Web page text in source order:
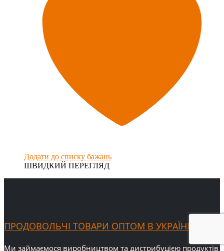
Додати до списку бажань
ШВИДКИЙ ПЕРЕГЛЯД
ПРОДОВОЛЬЧІ ТОВАРИ ОПТОМ В УКРАЇНІ
Ми займаємося виробництвом та дистрибуцією продуктів